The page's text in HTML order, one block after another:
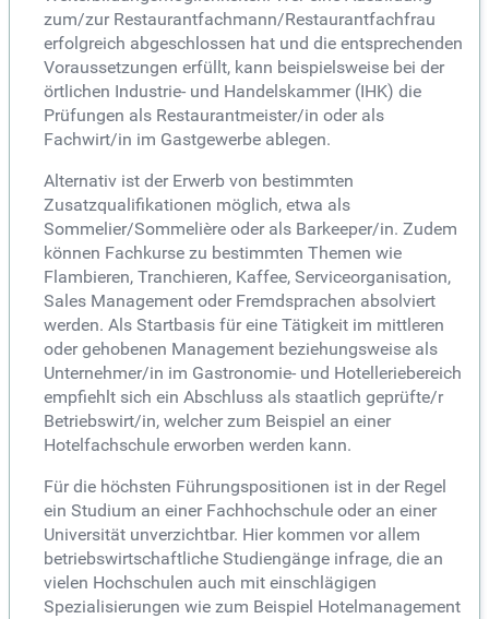
zum/zur Restaurantfachmann/Restaurantfachfrau
erfolgreich abgeschlossen hat und die entsprechenden
Voraussetzungen erfüllt, kann beispielsweise bei der
örtlichen Industrie- und Handelskammer (IHK) die
Prüfungen als Restaurantmeister/in oder als
Fachwirt/in im Gastgewerbe ablegen.
Alternativ ist der Erwerb von bestimmten
Zusatzqualifikationen möglich, etwa als
Sommelier/Sommelière oder als Barkeeper/in. Zudem
können Fachkurse zu bestimmten Themen wie
Flambieren, Tranchieren, Kaffee, Serviceorganisation,
Sales Management oder Fremdsprachen absolviert
werden. Als Startbasis für eine Tätigkeit im mittleren
oder gehobenen Management beziehungsweise als
Unternehmer/in im Gastronomie- und Hotelleriebereich
empfiehlt sich ein Abschluss als staatlich geprüfte/r
Betriebswirt/in, welcher zum Beispiel an einer
Hotelfachschule erworben werden kann.
Für die höchsten Führungspositionen ist in der Regel
ein Studium an einer Fachhochschule oder an einer
Universität unverzichtbar. Hier kommen vor allem
betriebswirtschaftliche Studiengänge infrage, die an
vielen Hochschulen auch mit einschlägigen
Spezialisierungen wie zum Beispiel Hotelmanagement